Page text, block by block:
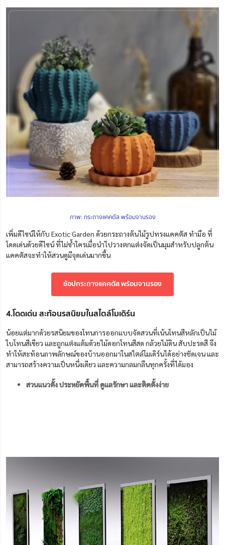
ภาพ: กระถางแคคตัส พร้อมจานรอง
เพิ่มดีไซน์ให้กับ Exotic Garden ด้วยกระถางต้นไม้รูปทรงแคคตัส ทำมือ ที่
โดดเด่นด้วยดีไซน์ ที่ไม่ซ้ำใครเมื่อนำไปวางตกแต่งจัดเป็นมุมสำหรับปลูกต้น
แคคตัสจะทำให้สวนดูมีจุดเด่นมากขึ้น
ช้อปกระถางแคคตัส พร้อมจานรอง
4.โดดเด่น สะท้อนรสนิยมในสไตล์โมเดิร์น
น้อยแต่มากด้วยรสนิยมของโทนการออกแบบจัดสวนที่เน้นโทนสีหลักเป็นไม้
ใบโทนสีเขียว และถูกแต่งแต้มด้วยไม้ดอกโทนสีสด กล้วยไม้ดิน สับปะรดสี จึง
ทำให้สะท้อนภาพลักษณ์ของบ้านออกมาในสไตล์โมเดิร์นได้อย่างชัดเจนและ
สามารถสร้างความเป็นหนึ่งเดียว และความกลมกลืนทุกครั้งที่ได้มอง
สวนแนวตั้ง ประหยัดพื้นที่ ดูแลรักษา และติดตั้งง่าย